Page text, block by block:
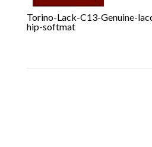
Torino-Lack-C13-Genuine-
hip-softmat